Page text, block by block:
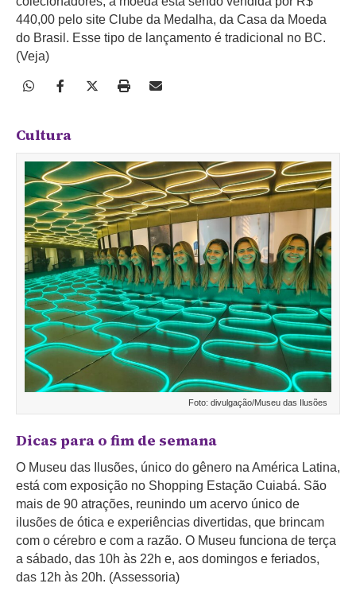
440,00 pelo site Clube da Medalha, da Casa da Moeda
do Brasil. Esse tipo de lançamento é tradicional no BC.
(Veja)
Cultura
Foto: divulgação/Museu das Ilusões
Dicas para o fim de semana
O Museu das Ilusões, único do gênero na América Latina,
está com exposição no Shopping Estação Cuiabá. São
mais de 90 atrações, reunindo um acervo único de
ilusões de ótica e experiências divertidas, que brincam
com o cérebro e com a razão. O Museu funciona de terça
a sábado, das 10h às 22h e, aos domingos e feriados,
das 12h às 20h. (Assessoria)